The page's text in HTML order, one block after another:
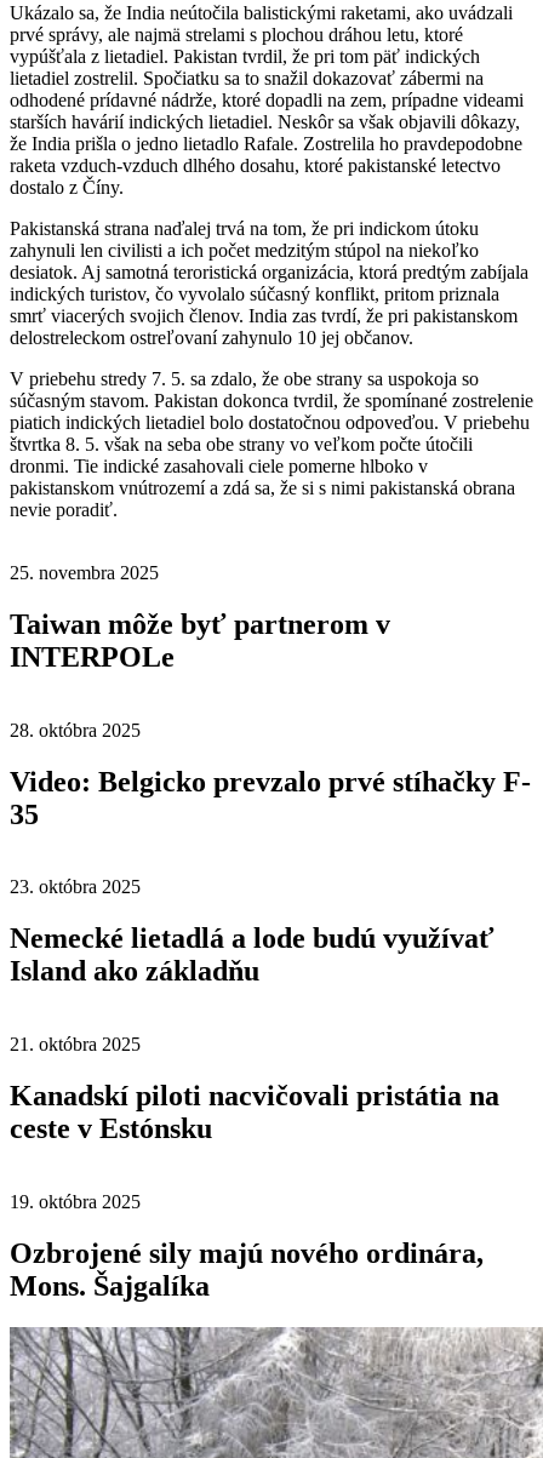
Ukázalo sa, že India neútočila balistickými raketami, ako uvádzali
prvé správy, ale najmä strelami s plochou dráhou letu, ktoré
vypúšťala z lietadiel. Pakistan tvrdil, že pri tom päť indických
lietadiel zostrelil. Spočiatku sa to snažil dokazovať zábermi na
odhodené prídavné nádrže, ktoré dopadli na zem, prípadne videami
starších havárií indických lietadiel. Neskôr sa však objavili dôkazy,
že India prišla o jedno lietadlo Rafale. Zostrelila ho pravdepodobne
raketa vzduch-vzduch dlhého dosahu, ktoré pakistanské letectvo
dostalo z Číny.
Pakistanská strana naďalej trvá na tom, že pri indickom útoku
zahynuli len civilisti a ich počet medzitým stúpol na niekoľko
desiatok. Aj samotná teroristická organizácia, ktorá predtým zabíjala
indických turistov, čo vyvolalo súčasný konflikt, pritom priznala
smrť viacerých svojich členov. India zas tvrdí, že pri pakistanskom
delostreleckom ostreľovaní zahynulo 10 jej občanov.
V priebehu stredy 7. 5. sa zdalo, že obe strany sa uspokoja so
súčasným stavom. Pakistan dokonca tvrdil, že spomínané zostrelenie
piatich indických lietadiel bolo dostatočnou odpoveďou. V priebehu
štvrtka 8. 5. však na seba obe strany vo veľkom počte útočili
dronmi. Tie indické zasahovali ciele pomerne hlboko v
pakistanskom vnútrozemí a zdá sa, že si s nimi pakistanská obrana
nevie poradiť.
25. novembra 2025
Taiwan môže byť partnerom v
INTERPOLe
28. októbra 2025
Video: Belgicko prevzalo prvé stíhačky F-
35
23. októbra 2025
Nemecké lietadlá a lode budú využívať
Island ako základňu
21. októbra 2025
Kanadskí piloti nacvičovali pristátia na
ceste v Estónsku
19. októbra 2025
Ozbrojené sily majú nového ordinára,
Mons. Šajgalíka